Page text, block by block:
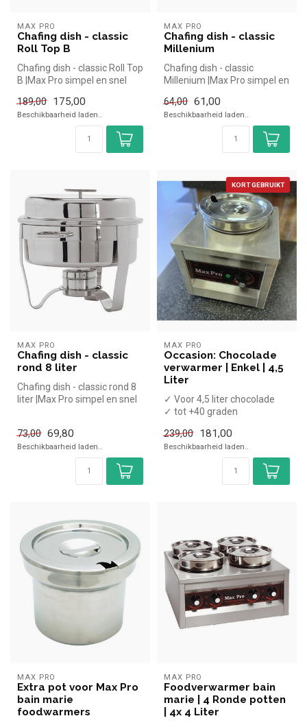
MAX PRO
Chafing dish - classic
Roll Top B
Chafing dish - classic Roll Top
B |Max Pro simpel en snel
189,00
175,00
Beschikbaarheid laden..
MAX PRO
Chafing dish - classic
Millenium
Chafing dish - classic
Millenium |Max Pro simpel en
horeca...
64,00 61,00
Beschikbaarheid laden..
MAX PRO
Chafing dish - classic
rond 8 liter
Chafing dish - classic rond 8
liter |Max Pro simpel en snel
73,00 69,80
Beschikbaarheid laden..
KORT GEBRUIKT
MAX PRO
Occasion: Chocolade
verwarmer | Enkel | 4,5
Liter
✓ Voor 4,5 liter chocolade
✓ tot +40 graden
✓ 230 Volt, 250 Watt
239,00 181,00
Beschikbaarheid laden..
MAX PRO
Extra pot voor Max Pro
bain marie
foodwarmers
MAX PRO
Foodverwarmer bain
marie | 4 Ronde potten
| 4x 4 Liter